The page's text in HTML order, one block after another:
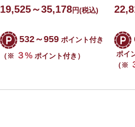
19,525～35,178円(税込)
532～959 ポイント付き
（※ ３%ポイント付き）
ポイ
（※